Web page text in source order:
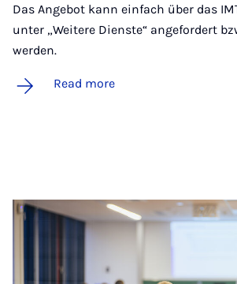
Das Angebot kann einfach über das
unter „Weitere Dienste“ angefordert
werden.
Read more